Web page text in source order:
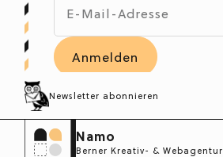
Newsletter abonnieren
Namo
Berner Kreativ- & Webagentur